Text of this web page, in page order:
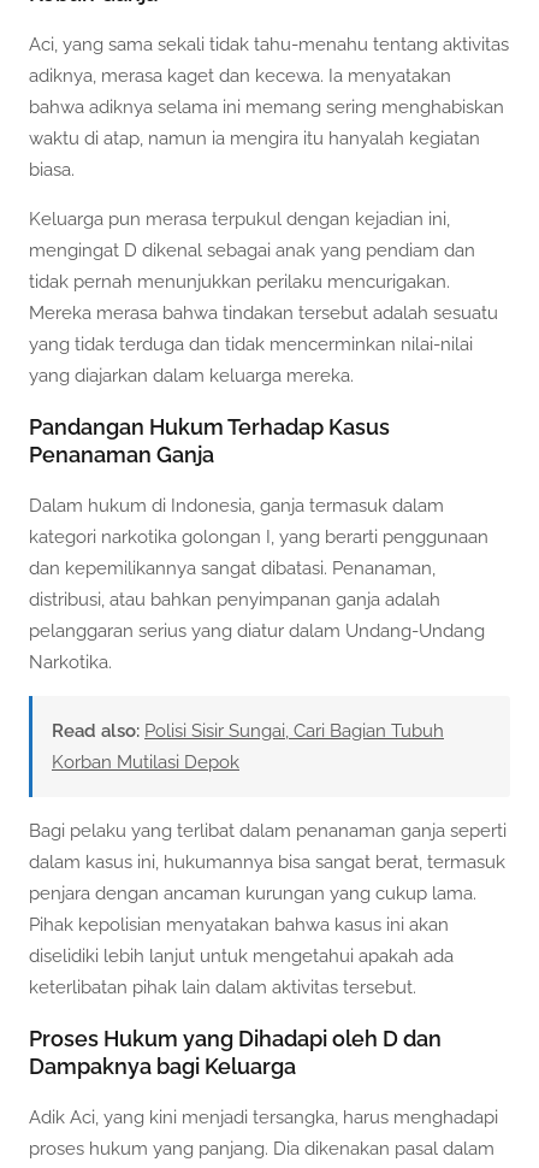
Aci, yang sama sekali tidak tahu-menahu tentang aktivitas
adiknya, merasa kaget dan kecewa. Ia menyatakan
bahwa adiknya selama ini memang sering menghabiskan
waktu di atap, namun ia mengira itu hanyalah kegiatan
biasa.
Keluarga pun merasa terpukul dengan kejadian ini,
mengingat D dikenal sebagai anak yang pendiam dan
tidak pernah menunjukkan perilaku mencurigakan.
Mereka merasa bahwa tindakan tersebut adalah sesuatu
yang tidak terduga dan tidak mencerminkan nilai-nilai
yang diajarkan dalam keluarga mereka.
Pandangan Hukum Terhadap Kasus
Penanaman Ganja
Dalam hukum di Indonesia, ganja termasuk dalam
kategori narkotika golongan I, yang berarti penggunaan
dan kepemilikannya sangat dibatasi. Penanaman,
distribusi, atau bahkan penyimpanan ganja adalah
pelanggaran serius yang diatur dalam Undang-Undang
Narkotika.
Read also: Polisi Sisir Sungai, Cari Bagian Tubuh
Korban Mutilasi Depok
Bagi pelaku yang terlibat dalam penanaman ganja seperti
dalam kasus ini, hukumannya bisa sangat berat, termasuk
penjara dengan ancaman kurungan yang cukup lama.
Pihak kepolisian menyatakan bahwa kasus ini akan
diselidiki lebih lanjut untuk mengetahui apakah ada
keterlibatan pihak lain dalam aktivitas tersebut.
Proses Hukum yang Dihadapi oleh D dan
Dampaknya bagi Keluarga
Adik Aci, yang kini menjadi tersangka, harus menghadapi
proses hukum yang panjang. Dia dikenakan pasal dalam